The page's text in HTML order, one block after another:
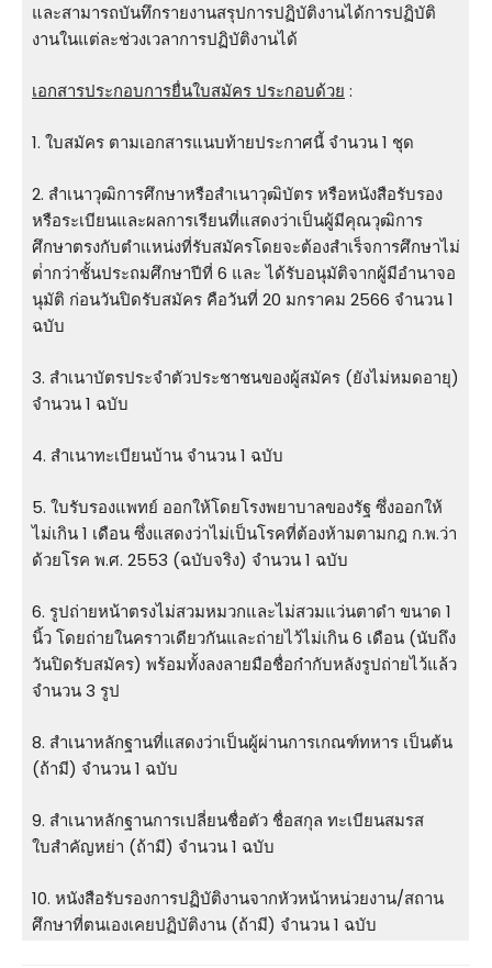
และสามารถบันทึกรายงานสรุปการปฏิบัติงานได้การปฏิบัติ
งานในแต่ละช่วงเวลาการปฏิบัติงานได้
เอกสารประกอบการยื่นใบสมัคร ประกอบด้วย :
1. ใบสมัคร ตามเอกสารแนบท้ายประกาศนี้ จำนวน 1 ชุด
2. สําเนาวุฒิการศึกษาหรือสําเนาวุฒิบัตร หรือหนังสือรับรอง
หรือระเบียนและผลการเรียนที่แสดงว่าเป็นผู้มีคุณวุฒิการ
ศึกษาตรงกับตําแหน่งที่รับสมัครโดยจะต้องสําเร็จการศึกษาไม่
ต่ํากว่าชั้นประถมศึกษาปีที่ 6 และ ได้รับอนุมัติจากผู้มีอํานาจอ
นุมัติ ก่อนวันปิดรับสมัคร คือวันที่ 20 มกราคม 2566 จำนวน 1
ฉบับ
3. สําเนาบัตรประจําตัวประชาชนของผู้สมัคร (ยังไม่หมดอายุ)
จำนวน 1 ฉบับ
4. สําเนาทะเบียนบ้าน จำนวน 1 ฉบับ
5. ใบรับรองแพทย์ ออกให้โดยโรงพยาบาลของรัฐ ซึ่งออกให้
ไม่เกิน 1 เดือน ซึ่งแสดงว่าไม่เป็นโรคที่ต้องห้ามตามกฎ ก.พ.ว่า
ด้วยโรค พ.ศ. 2553 (ฉบับจริง) จำนวน 1 ฉบับ
6. รูปถ่ายหน้าตรงไม่สวมหมวกและไม่สวมแว่นตาดํา ขนาด 1
นิ้ว โดยถ่ายในคราวเดียวกันและถ่ายไว้ไม่เกิน 6 เดือน (นับถึง
วันปิดรับสมัคร) พร้อมทั้งลงลายมือชื่อก๋ากับหลังรูปถ่ายไว้แล้ว
จำนวน 3 รูป
8. สําเนาหลักฐานที่แสดงว่าเป็นผู้ผ่านการเกณฑ์ทหาร เป็นต้น
(ถ้ามี) จำนวน 1 ฉบับ
9. สําเนาหลักฐานการเปลี่ยนชื่อตัว ชื่อสกุล ทะเบียนสมรส
ใบสําคัญหย่า (ถ้ามี) จำนวน 1 ฉบับ
10. หนังสือรับรองการปฏิบัติงานจากหัวหน้าหน่วยงาน/สถาน
ศึกษาที่ตนเองเคยปฏิบัติงาน (ถ้ามี) จำนวน 1 ฉบับ